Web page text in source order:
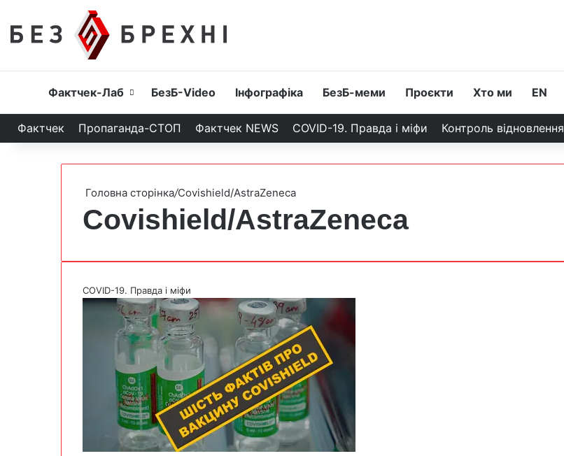
Головна
Фактчек-Лаб БезБ-Video Інфографіка БезБ-меми Проєкти Хто ми EN
Фактчек Пропаганда-СТОП Фактчек NEWS COVID-19. Правда і міфи Контроль відновлення
Головна сторінка/Covishield/AstraZeneca
Covishield/AstraZeneca
COVID-19. Правда і міфи